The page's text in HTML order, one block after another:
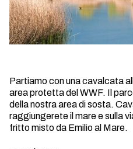
Partiamo con una cavalcata
area protetta del WWF. Il
della nostra area di sosta.
raggiungerete il mare e sulla
fritto misto da Emilio al Mare.